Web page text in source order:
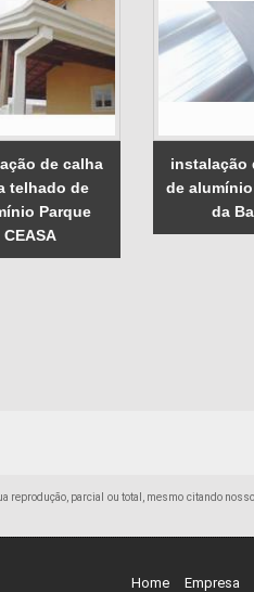
de calha
telhado de
Parque
CEASA
instalação
de
da
reprodução, parcial ou total, mesmo citando
Home Empresa